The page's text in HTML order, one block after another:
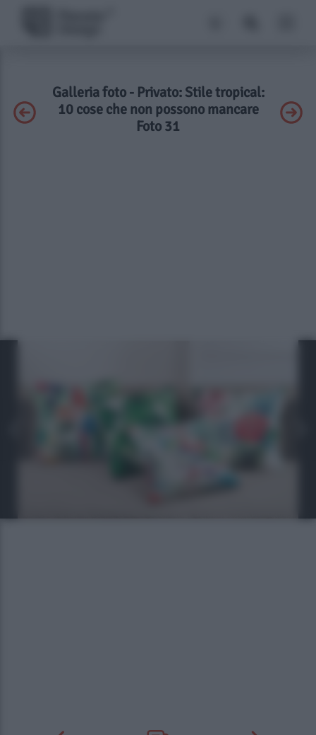
Galleria foto - Privato: Stile tropical:
10 cose che non possono mancare
Foto 31